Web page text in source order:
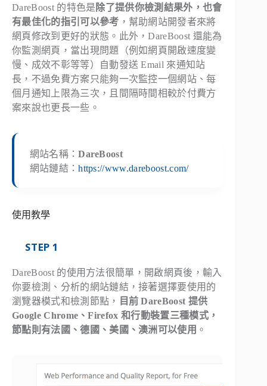
DareBoost 的特色是 除了提供你檢測結果外，也會
有最佳化的指引可以參考 ，幫助網站開發者來將
網頁修改到更好的狀態。此外，DareBoost 還能為
你監測網頁，當出現問題（例如網頁開啟速度變
慢、成效不彰等等）自動發送 Email 來通知站
長，不過免費方案只能夠一次監控一個網站、每
個月通知上限為三次，且間隔時間相較於付費方
案來說也更長一些。
網站名稱：DareBoost
網站鏈結：https://www.dareboost.com/
使用教學
STEP 1
DareBoost 的使用方法很簡單，開啟網頁後，輸入
你要檢測、分析的網站鏈結，接著選擇要使用的
瀏覽器模式和檢測節點，
目前 DareBoost 提供
Google Chrome、Firefox 和行動裝置三種模式，
節點則有法國、德國、美國、澳洲可以使用 。